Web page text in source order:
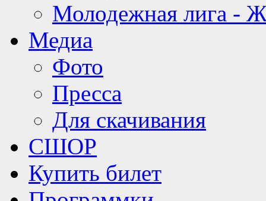
Молодежная лига -
Медиа
Фото
Пресса
Для скачивания
СШОР
Купить билет